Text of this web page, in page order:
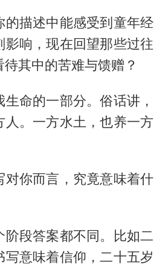
的描述中能感受到童年经
影响，现在回望那些过往
其中的苦难与馈赠？
命的一部分。俗话讲，
人。一方水土，也养一方
对你而言，究竟意味着什
阶段答案都不同。比如二
写意味着信仰，二十五岁